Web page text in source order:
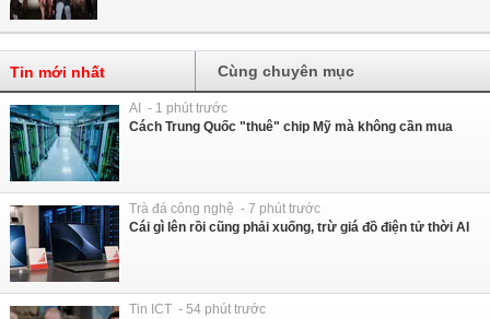
Tin mới nhất Cùng chuyên mục
AI - 1 phút trước
Cách Trung Quốc "thuê" chip Mỹ mà không cần mua
Trà đá công nghệ - 7 phút trước
Cái gì lên rồi cũng phải xuống, trừ giá đồ điện tử thời AI
Tin ICT - 54 phút trước